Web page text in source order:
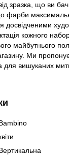
зразка, що ви
фарби
досвідченими
кожного
майбутнього
Ми
для вишуканих